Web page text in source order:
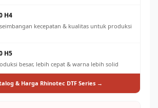
H4
kecepatan & kualitas untuk produksi
H5
besar, lebih cepat & warna lebih solid
& Harga Rhinotec DTF Series →